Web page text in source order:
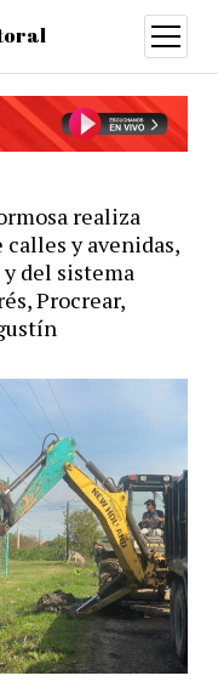
open
menu
realiza
y avenidas,
del sistema
Procrear,